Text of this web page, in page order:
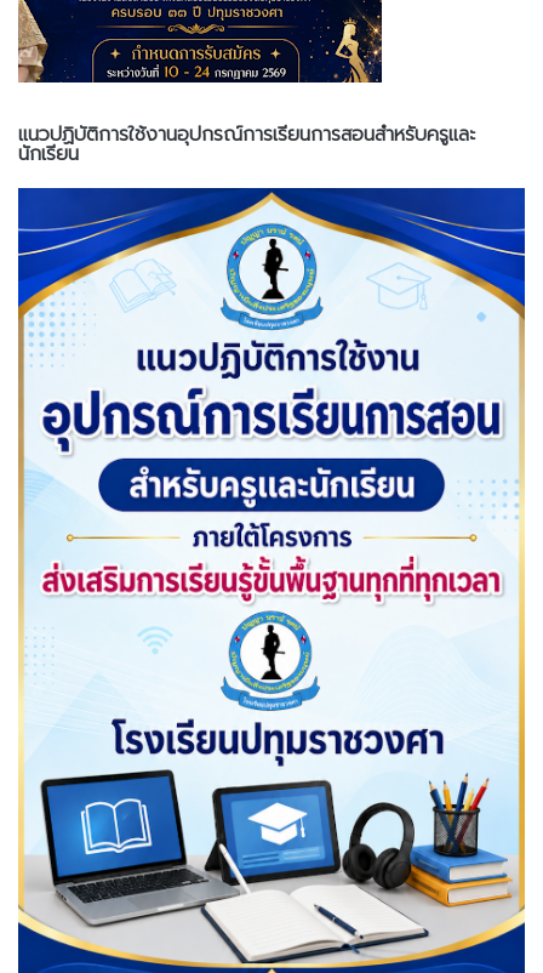
แนวปฏิบัติการใช้งานอุปกรณ์การเรียนการสอนสำหรับครูและ
นักเรียน